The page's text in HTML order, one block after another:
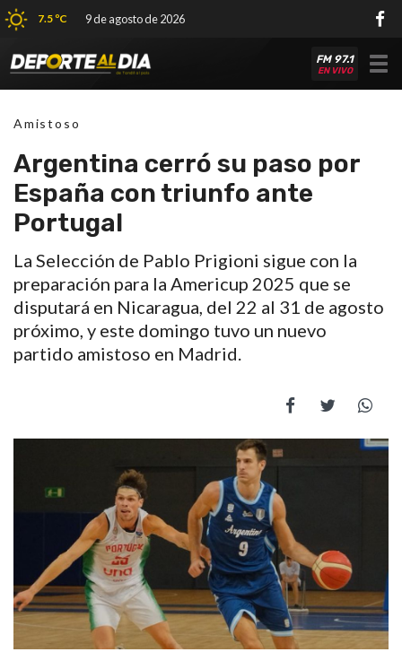
7.5 ºC 9 de agosto de 2026
FM 97.1
EN VIVO
Amistoso
Argentina cerró su paso por
España con triunfo ante
Portugal
La Selección de Pablo Prigioni sigue con la
preparación para la Americup 2025 que se
disputará en Nicaragua, del 22 al 31 de agosto
próximo, y este domingo tuvo un nuevo
partido amistoso en Madrid.